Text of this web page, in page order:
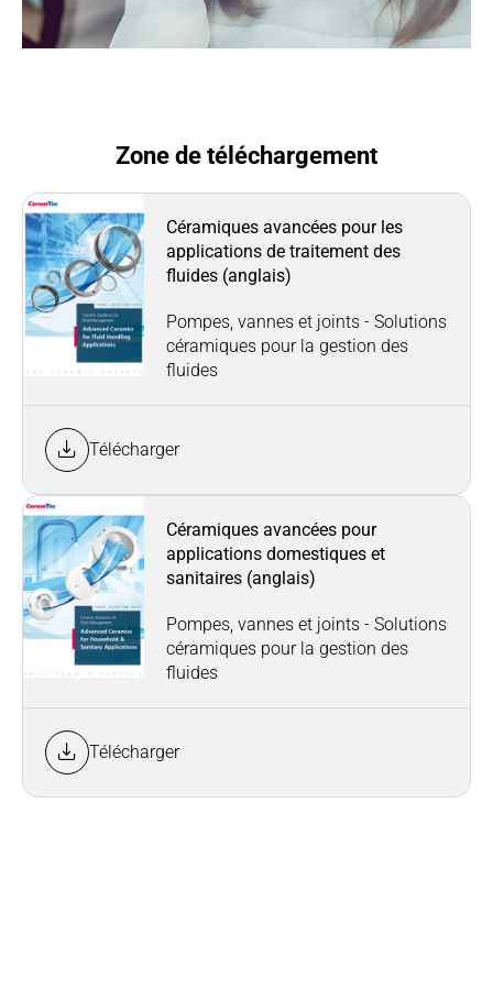
Zone de téléchargement
Céramiques avancées pour les
applications de traitement des
fluides (anglais)
Pompes, vannes et joints - Solutions
céramiques pour la gestion des
fluides
Télécharger
Céramiques avancées pour
applications domestiques et
sanitaires (anglais)
Pompes, vannes et joints - Solutions
céramiques pour la gestion des
fluides
Télécharger